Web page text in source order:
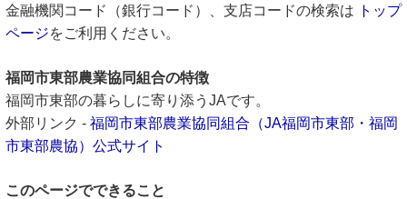
金融機関コード（銀行コード）、支店コードの検索は
トップ
ページをご利用ください。
福岡市東部農業協同組合の特徴
福岡市東部の暮らしに寄り添うJAです。
外部リンク - 福岡市東部農業協同組合（JA福岡市東部・福岡
市東部農協）公式サイト
このページでできること